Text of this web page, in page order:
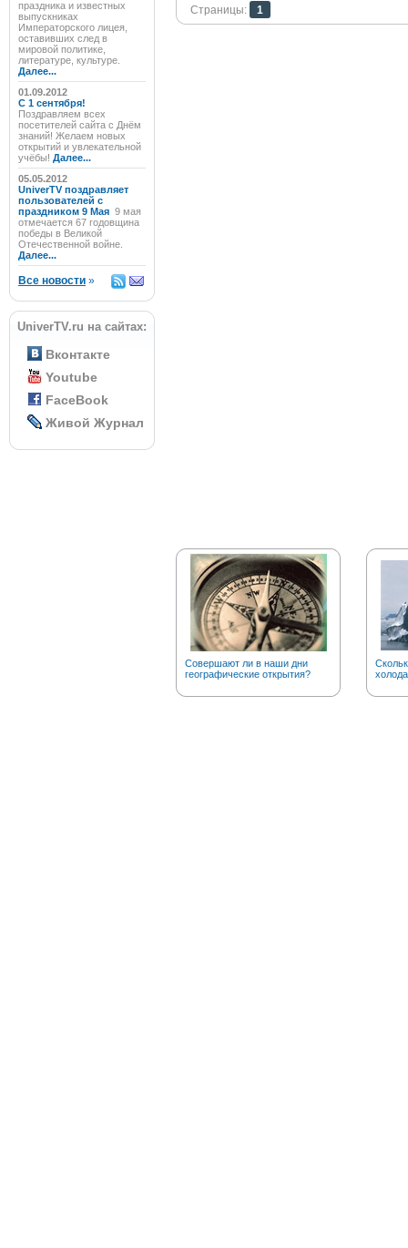
праздника и известных
выпускниках
Императорского лицея,
оставивших след в
мировой политике,
литературе, культуре.
Далее...
01.09.2012
C 1 сентября!
Поздравляем всех
посетителей сайта с Днём
знаний! Желаем новых
открытий и увлекательной
учёбы! Далее...
05.05.2012
UniverTV поздравляет
пользователей с
праздником 9 Мая 9 мая
отмечается 67 годовщина
победы в Великой
Отечественной войне.
Далее...
Все новости »
UniverTV.ru на сайтах:
Вконтакте
Youtube
FaceBook
Живой Журнал
Страницы:
1
Совершают ли в наши дни
географические открытия?